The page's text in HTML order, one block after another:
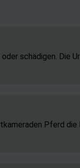
schädigen. Die
Pferd